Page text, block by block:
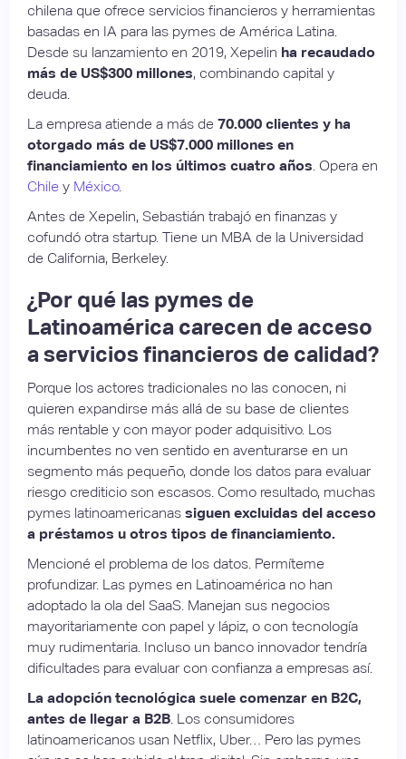
chilena que ofrece servicios financieros y herramientas
basadas en IA para las pymes de América Latina.
Desde su lanzamiento en 2019, Xepelin ha recaudado
más de US$300 millones, combinando capital y
deuda.
La empresa atiende a más de 70.000 clientes y ha
otorgado más de US$7.000 millones en
financiamiento en los últimos cuatro años . Opera en
Chile y México.
Antes de Xepelin, Sebastián trabajó en finanzas y
cofundó otra startup. Tiene un MBA de la Universidad
de California, Berkeley.
¿Por qué las pymes de
Latinoamérica carecen de acceso
a servicios financieros de calidad?
Porque los actores tradicionales no las conocen, ni
quieren expandirse más allá de su base de clientes
más rentable y con mayor poder adquisitivo. Los
incumbentes no ven sentido en aventurarse en un
segmento más pequeño, donde los datos para evaluar
riesgo crediticio son escasos. Como resultado, muchas
pymes latinoamericanas siguen excluidas del acceso
a préstamos u otros tipos de financiamiento.
Mencioné el problema de los datos. Permíteme
profundizar. Las pymes en Latinoamérica no han
adoptado la ola del SaaS. Manejan sus negocios
mayoritariamente con papel y lápiz, o con tecnología
muy rudimentaria. Incluso un banco innovador tendría
dificultades para evaluar con confianza a empresas así.
La adopción tecnológica suele comenzar en B2C,
antes de llegar a B2B . Los consumidores
latinoamericanos usan Netflix, Uber… Pero las pymes